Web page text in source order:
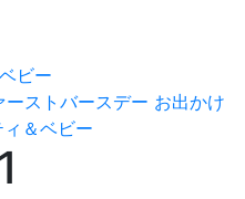
ーストバースデー お出かけ
＆ベビー